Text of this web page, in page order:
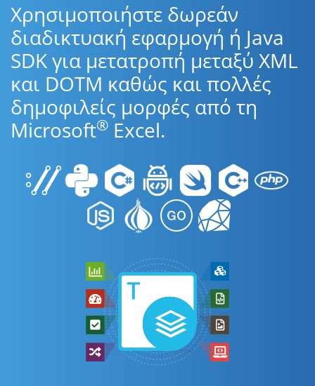
Χρησιμοποιήστε δωρεάν
διαδικτυακή εφαρμογή ή Java
SDK για μετατροπή μεταξύ XML
και DOTM καθώς και πολλές
δημοφιλείς μορφές από τη
Microsoft® Excel.